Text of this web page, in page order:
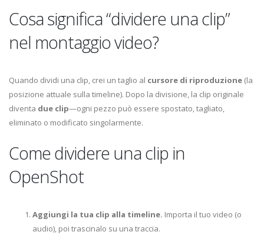
Cosa significa “dividere una clip”
nel montaggio video?
Quando dividi una clip, crei un taglio al cursore di riproduzione (la
posizione attuale sulla timeline). Dopo la divisione, la clip originale
diventa due clip—ogni pezzo può essere spostato, tagliato,
eliminato o modificato singolarmente.
Come dividere una clip in
OpenShot
Aggiungi la tua clip alla timeline. Importa il tuo video (o
audio), poi trascinalo su una traccia.